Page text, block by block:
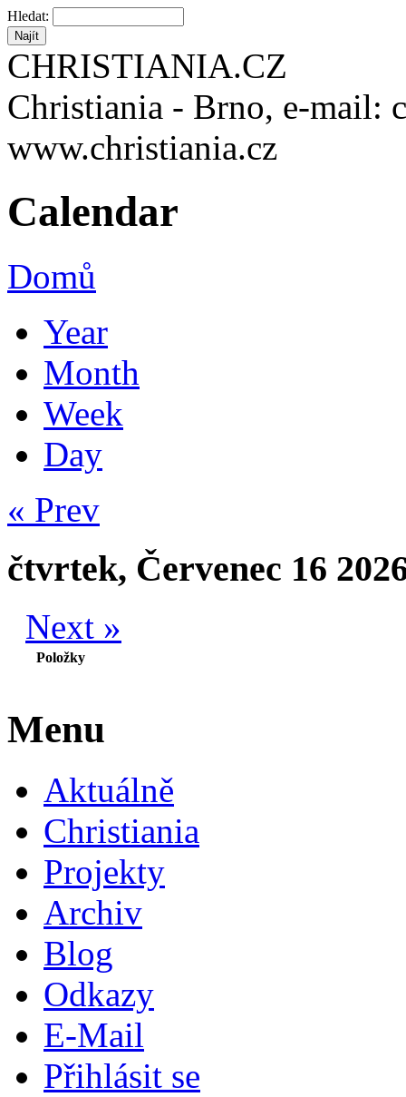
Hledat:
CHRISTIANIA.CZ
Christiania - Brno, e-mail:
www.christiania.cz
Calendar
Domů
Year
Month
Week
Day
« Prev
čtvrtek, Červenec 16
Next »
Položky
Menu
Aktuálně
Christiania
Projekty
Archiv
Blog
Odkazy
E-Mail
Přihlásit se